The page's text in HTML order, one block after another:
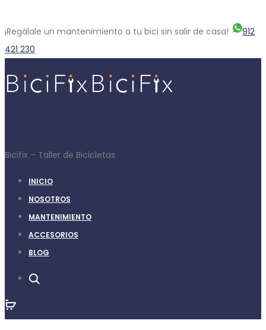
¡Regálale un mantenimiento a tu bici sin salir de casa!
912
421 230
Bicifix – Taller de Bicicletas
INICIO
NOSOTROS
MANTENIMIENTO
ACCESORIOS
BLOG